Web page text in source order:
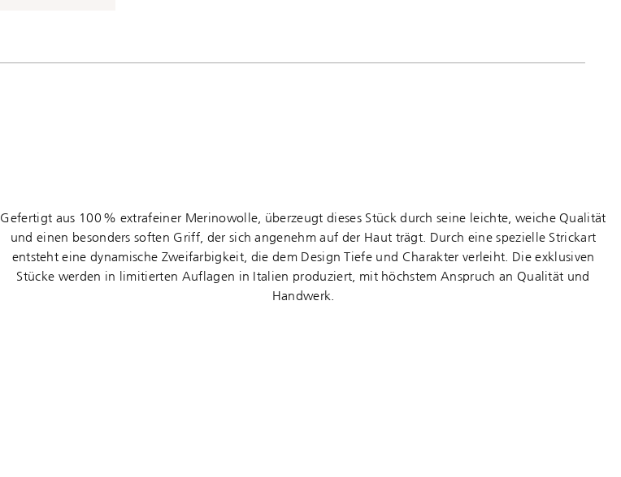
Gefertigt aus 100 % extrafeiner Merinowolle, überzeugt dieses Stück durch seine leichte, weiche Qualität
und einen besonders soften Griff, der sich angenehm auf der Haut trägt. Durch eine spezielle Strickart
entsteht eine dynamische Zweifarbigkeit, die dem Design Tiefe und Charakter verleiht. Die exklusiven
Stücke werden in limitierten Auflagen in Italien produziert, mit höchstem Anspruch an Qualität und
Handwerk.